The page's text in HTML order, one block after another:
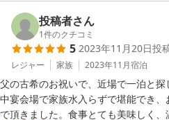
葉、大変嬉しく拝読いたしました。
一方で、朝食につきましてはご期待
せてしまい誠に申し訳ございません
いただいたご意見は真摯に受け止め
改善課題として検討してまいります。
これからもお客様にご満足いただ
投稿者さん
1件のクチコミ
5 2023年11月20日投
レジャー 家族 2023年11月宿泊
父の古希のお祝いで、近場で一泊と
中宴会場で家族水入らずで堪能でき
で頂きました。食事とても美味しく